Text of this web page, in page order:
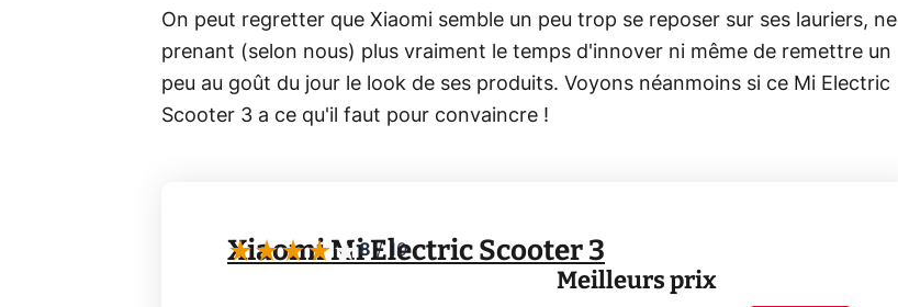
On peut regretter que Xiaomi semble un peu trop se reposer sur ses lauriers, ne
prenant (selon nous) plus vraiment le temps d'innover ni même de remettre un
peu au goût du jour le look de ses produits. Voyons néanmoins si ce Mi Electric
Scooter 3 a ce qu'il faut pour convaincre !
Xiaomi Mi Electric Scooter 3
8 / 10
Meilleurs prix